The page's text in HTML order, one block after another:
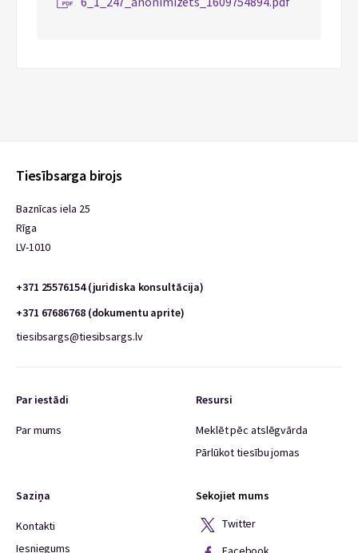
Tiesībsarga birojs
Baznīcas iela 25
Rīga
LV-1010
+371 25576154 (juridiska konsultācija)
+371 67686768 (dokumentu aprite)
tiesibsargs@tiesibsargs.lv
Par iestādi
Par mums
Resursi
Meklēt pēc atslēgvārda
Pārlūkot tiesību jomas
Saziņa
Kontakti
Iesniegums
Sekojiet mums
Twitter